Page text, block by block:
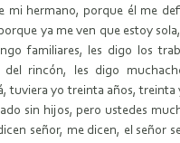
mi hermano, porque él me
ya me ven que estoy
familiares, les digo los
del rincón, les digo
tuviera yo treinta años, treinta
sin hijos, pero ustedes
señor, me dicen, el señor